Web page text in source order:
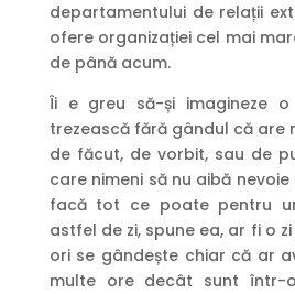
departamentului de relații
ofere organizației cel mai
de până acum.
Îi e greu să-și imagineze
trezească fără gândul că are
de făcut, de vorbit, sau de
care nimeni să nu aibă
facă tot ce poate pentru
astfel de zi, spune ea, ar fi o
ori se gândește chiar că ar
multe ore decât sunt într-